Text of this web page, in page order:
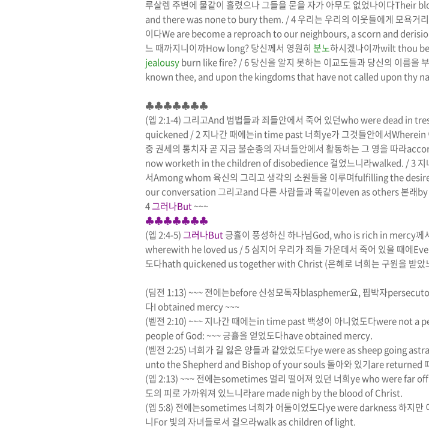
루살렘 주변에 물같이 흘렸으나 그들을 묻을 자가 아무도 없었나이다Their
and there was none to bury them. / 4우리는 우리의 이웃들에게 모욕거
이다We are become a reproach to our neighbours, a scorn and
느 때까지니이까How long?당신께서 영원히 분노하시겠나이까wilt thou be
jealousyburn like fire? / 6당신을 알지 못하는 이교도들과 당신의 이름을
known thee, and upon the kingdoms that have not called upon thy
♣♣♣♣♣♣♣
(엡 2:1-4) 그리고And 범법들과 죄들안에서 죽어 있던who were dead in
quickened / 2지나간 때에는in time past너희ye가 그것들안에서Wherein
중 권세의 통치자 곧 지금 불순종의 자녀들안에서 활동하는 그 영을 따라
now worketh in the children of disobedience걸었느니라walked. / 3지
서Among whom 육신의 그리고 생각의 소원들을 이루며fulfilling the
our conversation 그리고and 다른 사람들과 똑같이even as others본래
4그러나But~~~
♣♣♣♣♣♣♣
(엡 2:4-5)그러나But긍휼이 풍성하신 하나님God, who is rich in mercy께
wherewith he loved us/ 5심지어 우리가 죄들 가운데서 죽어 있을 때에
도다hath quickened us together with Christ (은혜로 너희는 구원을 받았
(딤전 1:13) ~~~전에는before신성모독자blasphemer요, 핍박자
다I obtained mercy ~~~
(벧전 2:10) ~~~지나간 때에는in time past백성이 아니었도다were not a
people of God: ~~~긍휼을 얻었도다have obtained mercy.
(벧전 2:25) 너희가 길 잃은 양들과 같았었도다yewereas sheep going
unto the Shepherd and Bishop of your souls돌아와 있기are returned
(엡 2:13) ~~~전에는sometimes멀리 떨어져 있던 너희ye who were far off
도의 피로 가까워져 있느니라are made nigh by the blood of Christ.
(엡 5:8) 전에는sometimes너희가 어둠이었도다ye were darkness하지만
니For빛의 자녀들로서 걸으라walk as children of light.